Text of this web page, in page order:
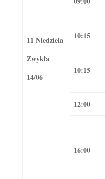
11 Niedziela
Zwykła
14/06
10:15
10:15
12:00
16:00